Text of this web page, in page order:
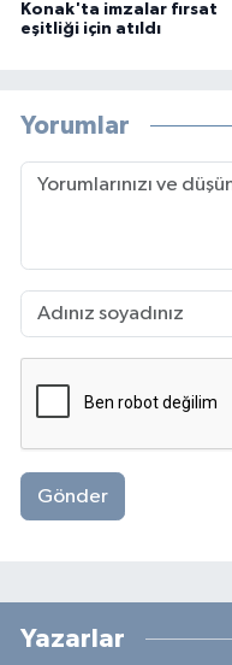
Konak'ta imzalar fırsat
eşitliği için atıldı
Yorumlar
Gönder
Yazarlar